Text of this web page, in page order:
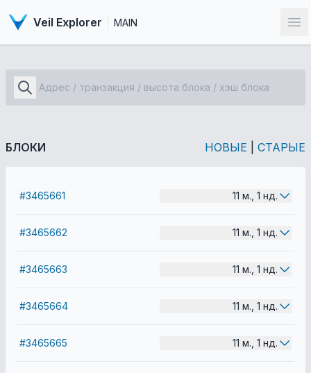
Veil Explorer MAIN
БЛОКИ НОВЫЕ СТАРЫЕ
#3465661 11 м., 1 нд.
#3465662 11 м., 1 нд.
#3465663 11 м., 1 нд.
#3465664 11 м., 1 нд.
#3465665 11 м., 1 нд.